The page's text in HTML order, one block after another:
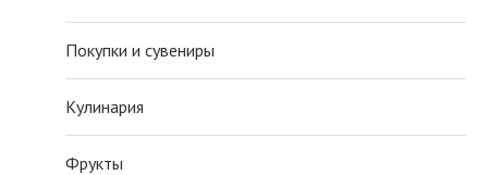
Покупки и сувениры
Кулинария
Фрукты